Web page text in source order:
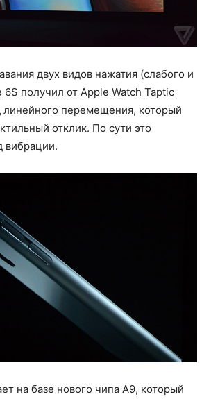
двух видов нажатия (слабого и
6S получил от Apple Watch Taptic
перемещения, который
отклик. По сути это
вибрации.
на базе нового чипа A9, который